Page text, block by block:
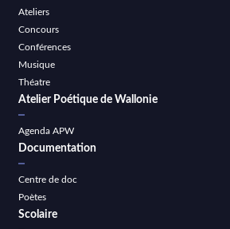
Ateliers
Concours
Conférences
Musique
Théatre
Atelier Poétique de Wallonie
Agenda APW
Documentation
Centre de doc
Poètes
Scolaire